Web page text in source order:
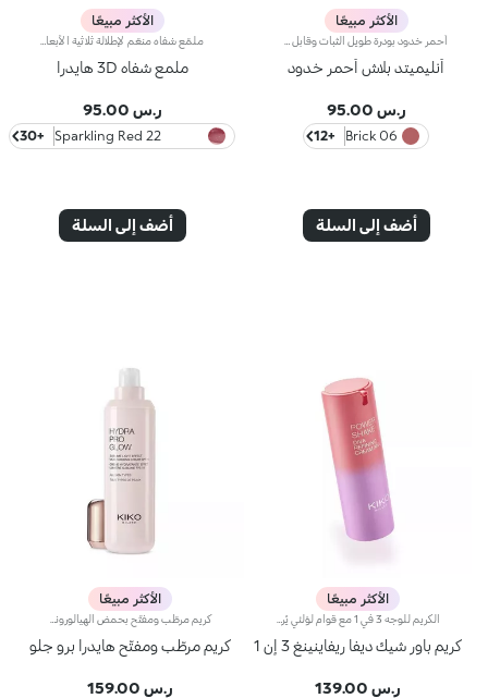
الأكثر مبيعًا
أنليميتد بلاش أحمر خدود
ر.س 95.00
06 Brick
+12
أضف إلى السلة
الأكثر مبيعًا
ملمع شفاه 3D هايدرا
ر.س 95.00
22 Sparkling Red
Garnet
+30
أضف إلى السلة
الأكثر مبيعًا
كريم باور شيك ديفا ريفاينينغ 3 إن 1
ر.س 139.00
الأكثر مبيعًا
كريم مرطّب ومفتّح هايدرا برو جلو
ر.س 159.00